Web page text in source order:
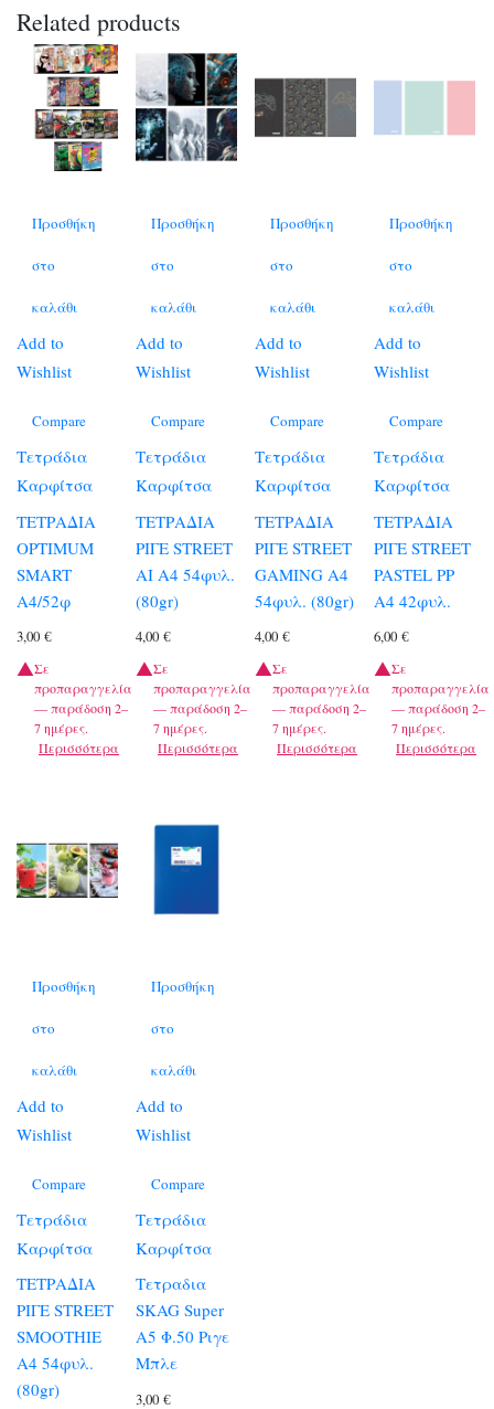
Related products
Προσθήκη
στο
καλάθι
Add to
Wishlist
Compare
Τετράδια
Καρφίτσα
ΤΕΤΡΑΔΙΑ
OPTIMUM
SMART
A4/52φ
3,00 €
Σε
προπαραγγελία
— παράδοση 2–
7 ημέρες.
Περισσότερα
Προσθήκη
στο
καλάθι
Add to
Wishlist
Compare
Τετράδια
Καρφίτσα
ΤΕΤΡΑΔΙΑ
ΡΙΓΕ STREET
AI A4 54φυλ.
(80gr)
4,00€
Σε
προπαραγγελία
— παράδοση 2–
7 ημέρες.
Περισσότερα
Προσθήκη
στο
καλάθι
Add to
Wishlist
Compare
Τετράδια
Καρφίτσα
ΤΕΤΡΑΔΙΑ
ΡΙΓΕ STREET
GAMING A4
54φυλ. (80gr)
4,00€
Σε
προπαραγγελία
— παράδοση 2–
7 ημέρες.
Περισσότερα
Προσθήκη
στο
καλάθι
Add to
Wishlist
Compare
Τετράδια
Καρφίτσα
ΤΕΤΡΑΔΙΑ
ΡΙΓΕ STREET
PASTEL PP
A4 42φυλ.
6,00€
Σε
προπαραγγελία
— παράδοση 2–
7 ημέρες.
Περισσότερα
Προσθήκη
στο
καλάθι
Add to
Wishlist
Compare
Τετράδια
Καρφίτσα
ΤΕΤΡΑΔΙΑ
ΡΙΓΕ STREET
SMOOTHIE
A4 54φυλ.
(80gr)
Προσθήκη
στο
καλάθι
Add to
Wishlist
Compare
Τετράδια
Καρφίτσα
Τετραδια
SKAG Super
Α5 Φ.50 Ριγε
Μπλε
3,00€